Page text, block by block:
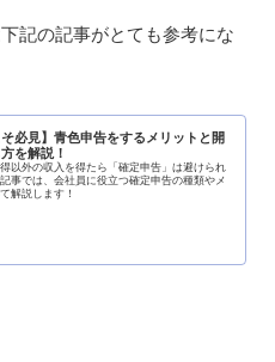
記の記事がとても参考にな
そ必見】青色申告をするメリットと開
を解説！
以外の収入を得たら「確定申告」は避けられ
事では、会社員に役立つ確定申告の種類やメ
解説します！